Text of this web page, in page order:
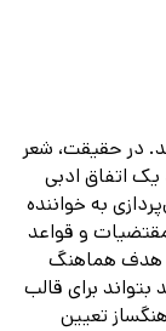
در حقیقت، شعر
اتفاق ادبی
به خواننده
و قواعد
هدف هماهنگ
برای قالب
تعیین